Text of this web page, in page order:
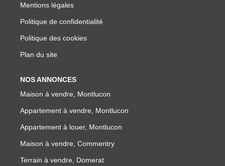
Mentions légales
Politique de confidentialité
Politique des cookies
Plan du site
NOS ANNONCES
Maison à vendre, Montlucon
Appartement à vendre, Montlucon
Appartement à louer, Montlucon
Maison à vendre, Commentry
Terrain à vendre, Domerat